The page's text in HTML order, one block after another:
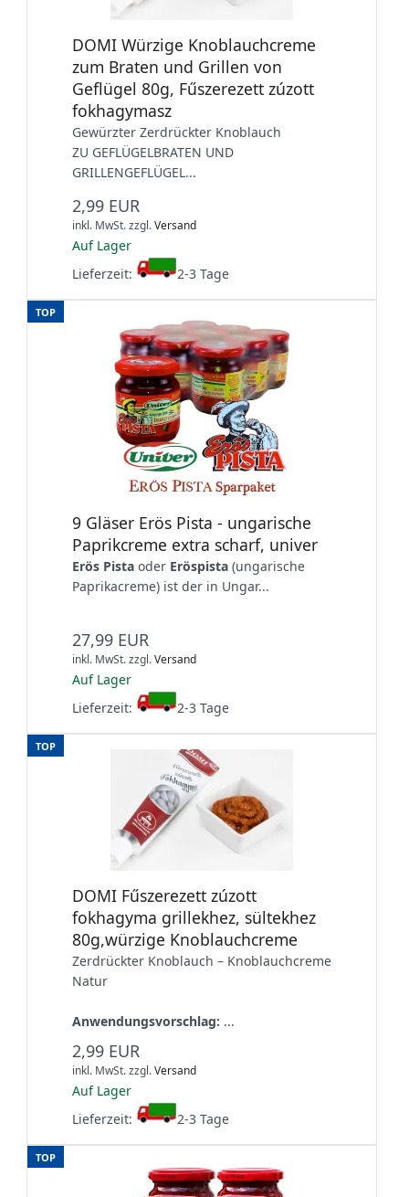
DOMI Würzige Knoblauchcreme
zum Braten und Grillen von
Geflügel 80g, Fűszerezett zúzott
fokhagymasz
Gewürzter Zerdrückter Knoblauch
ZU GEFLÜGELBRATEN UND
GRILLENGEFLÜGEL...
2,99 EUR
inkl. MwSt.zzgl.Versand
Auf Lager
Lieferzeit:
2-3 Tage
TOP
9 Gläser Erös Pista - ungarische
Paprikcreme extra scharf, univer
Erös Pista oder Eröspista (ungarische
Paprikacreme) ist der in Ungar...
27,99 EUR
inkl. MwSt.zzgl.Versand
Auf Lager
Lieferzeit:
2-3 Tage
TOP
DOMI Fűszerezett zúzott
fokhagyma grillekhez, sültekhez
80g,würzige Knoblauchcreme
Zerdrückter Knoblauch – Knoblauchcreme
Natur
Anwendungsvorschlag: ...
2,99 EUR
inkl. MwSt.zzgl.Versand
Auf Lager
Lieferzeit:
2-3 Tage
TOP